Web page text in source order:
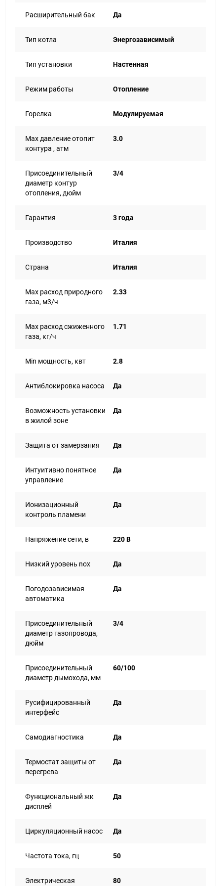
Расширительный бак Да
Тип котла Энергозависимый
Тип установки Настенная
Режим работы Отопление
Горелка Модулируемая
Max давление отопит
контура , атм
3.0
Присоединительный
диаметр контур
отопления, дюйм
3/4
Гарантия 3 года
Производство Италия
Страна Италия
Max расход природного
газа, м3/ч
2.33
Max расход сжиженного
газа, кг/ч
1.71
Min мощность, квт 2.8
Антиблокировка насоса Да
Возможность установки
в жилой зоне
Да
Защита от замерзания Да
Интуитивно понятное
управление
Да
Ионизационный
контроль пламени
Да
Напряжение сети, в 220 В
Низкий уровень nox Да
Погодозависимая
автоматика
Да
Присоединительный
диаметр газопровода,
дюйм
3/4
Присоединительный
диаметр дымохода, мм
60/100
Русифицированный
интерфейс
Да
Самодиагностика Да
Термостат защиты от
перегрева
Да
Функциональный жк
дисплей
Да
Циркуляционный насос Да
Частота тока, гц 50
Электрическая
80